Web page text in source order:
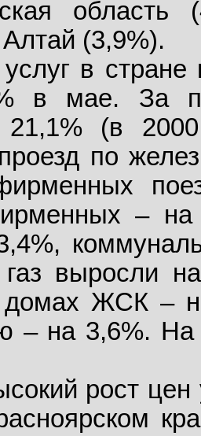
область
(3,9%).
в
в мае. За
(в
по
– на
выросли
домах ЖСК –
– на 3,6%.
рост цен